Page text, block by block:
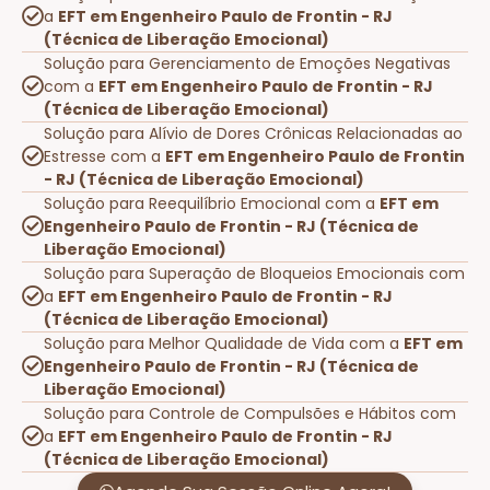
a EFT em Engenheiro Paulo de Frontin - RJ
(Técnica de Liberação Emocional)
Solução para Gerenciamento de Emoções Negativas
com a EFT em Engenheiro Paulo de Frontin - RJ
(Técnica de Liberação Emocional)
Solução para Alívio de Dores Crônicas Relacionadas ao
Estresse com a EFT em Engenheiro Paulo de Frontin
- RJ (Técnica de Liberação Emocional)
Solução para Reequilíbrio Emocional com a EFT em
Engenheiro Paulo de Frontin - RJ (Técnica de
Liberação Emocional)
Solução para Superação de Bloqueios Emocionais com
a EFT em Engenheiro Paulo de Frontin - RJ
(Técnica de Liberação Emocional)
Solução para Melhor Qualidade de Vida com a EFT em
Engenheiro Paulo de Frontin - RJ (Técnica de
Liberação Emocional)
Solução para Controle de Compulsões e Hábitos com
a EFT em Engenheiro Paulo de Frontin - RJ
(Técnica de Liberação Emocional)